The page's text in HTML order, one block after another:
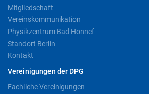
Mitgliedschaft
Vereinskommunikation
Physikzentrum Bad Honnef
Standort Berlin
Kontakt
Vereinigungen der DPG
Fachliche Vereinigungen